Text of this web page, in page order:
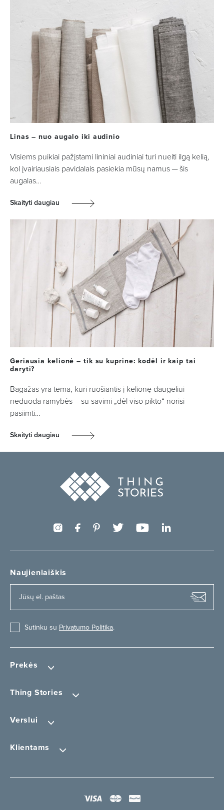
Linas – nuo augalo iki audinio
Visiems puikiai pažįstami lininiai audiniai turi nueiti ilgą kelią,
kol įvairiausiais pavidalais pasiekia mūsų namus ─ šis
augalas…
Skaityti daugiau
Geriausia kelionė – tik su kuprine: kodėl ir kaip tai
daryti?
Bagažas yra tema, kuri ruošiantis į kelionę daugeliui
neduoda ramybės – su savimi „dėl viso pikto“ norisi
pasiimti…
Skaityti daugiau
Prekės
Thing Stories
Verslui
Klientams
Naujienlaiškis
Sutinku su Privatumo Politika.